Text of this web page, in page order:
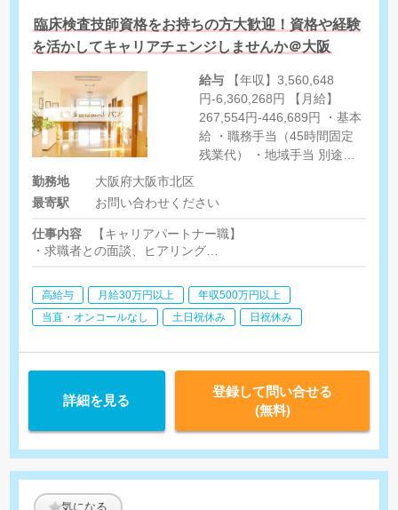
臨床検査技師資格をお持ちの方大歓迎！資格や経験
を活かしてキャリアチェンジしませんか＠大阪
給与
円-6,360,268円 【月給】
267,554円-446,689円 ・基本
給 ・職務手当（45時間固定
残業代） ・地域手当 別途：
勤務地
大阪府大阪市北区
最寄駅
お問い合わせください
仕事内容
【キャリアパートナー職】
・求職者との面談、ヒアリング
・履歴書添削、面接対策
・雇用条件取り交わし
・入職前後のフォロー
・配属先事業所での各施策運用等
高給与 月給30万円以上
年収500万円以上
当直・オンコールなし
土日祝休み 日祝休み
詳細を見る
登録して問い合せる
(無料)
気になる